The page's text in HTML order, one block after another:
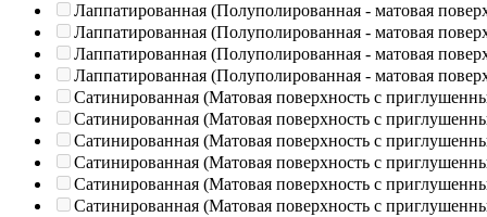
Лаппатированная (Полуполированная - матовая
Лаппатированная (Полуполированная - матовая
Лаппатированная (Полуполированная - матовая
Лаппатированная (Полуполированная - матовая
Сатинированная (Матовая поверхность с
Сатинированная (Матовая поверхность с
Сатинированная (Матовая поверхность с
Сатинированная (Матовая поверхность с
Сатинированная (Матовая поверхность с
Сатинированная (Матовая поверхность с